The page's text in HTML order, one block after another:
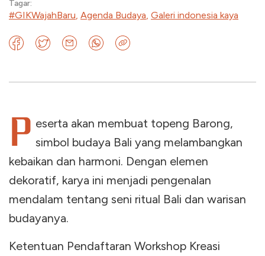
Tagar:
#GIKWajahBaru, Agenda Budaya, Galeri indonesia kaya
P eserta akan membuat topeng Barong,
simbol budaya Bali yang melambangkan
kebaikan dan harmoni. Dengan elemen
dekoratif, karya ini menjadi pengenalan
mendalam tentang seni ritual Bali dan warisan
budayanya.
Ketentuan Pendaftaran Workshop Kreasi